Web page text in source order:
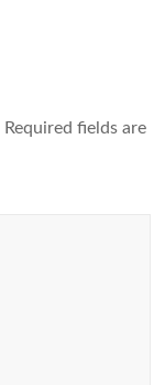
Required fields are